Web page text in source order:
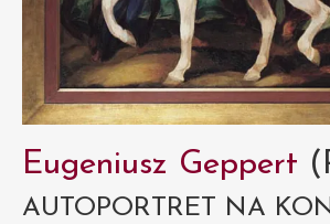
Eugeniusz Geppert
AUTOPORTRET NA